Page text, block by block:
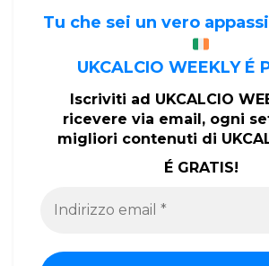
Tu che sei un vero
UKCALCIO WEEKLY É
Iscriviti ad UKCALCIO
ricevere via email, ogni
migliori contenuti di
É GRATIS!